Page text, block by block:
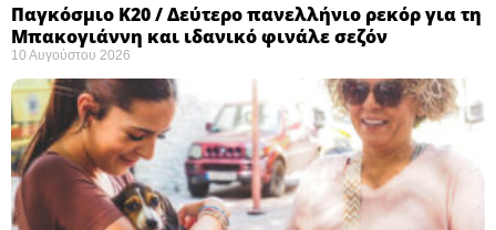
Παγκόσμιο Κ20 / Δεύτερο πανελλήνιο ρεκόρ για τη
Μπακογιάννη και ιδανικό φινάλε σεζόν
10 Αυγούστου 2026